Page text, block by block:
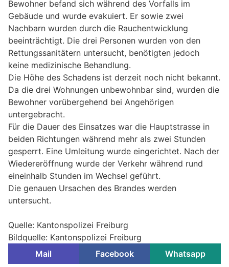
Bewohner befand sich während des Vorfalls im
Gebäude und wurde evakuiert. Er sowie zwei
Nachbarn wurden durch die Rauchentwicklung
beeinträchtigt. Die drei Personen wurden von den
Rettungssanitätern untersucht, benötigten jedoch
keine medizinische Behandlung.
Die Höhe des Schadens ist derzeit noch nicht bekannt.
Da die drei Wohnungen unbewohnbar sind, wurden die
Bewohner vorübergehend bei Angehörigen
untergebracht.
Für die Dauer des Einsatzes war die Hauptstrasse in
beiden Richtungen während mehr als zwei Stunden
gesperrt. Eine Umleitung wurde eingerichtet. Nach der
Wiedereröffnung wurde der Verkehr während rund
eineinhalb Stunden im Wechsel geführt.
Die genauen Ursachen des Brandes werden
untersucht.
Quelle: Kantonspolizei Freiburg
Bildquelle: Kantonspolizei Freiburg
Mail
Facebook Whatsapp